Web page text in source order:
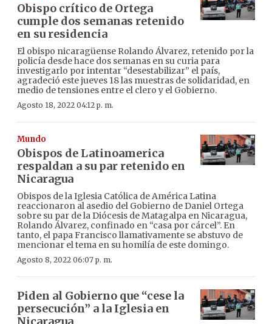
Obispo crítico de Ortega
cumple dos semanas retenido
en su residencia
El obispo nicaragüense Rolando Álvarez, retenido por la
policía desde hace dos semanas en su curia para
investigarlo por intentar “desestabilizar” el país,
agradeció este jueves 18 las muestras de solidaridad, en
medio de tensiones entre el clero y el Gobierno.
Agosto 18, 2022 04:12 p. m.
Mundo
Obispos de Latinoamerica
respaldan a su par retenido en
Nicaragua
Obispos de la Iglesia Católica de América Latina
reaccionaron al asedio del Gobierno de Daniel Ortega
sobre su par de la Diócesis de Matagalpa en Nicaragua,
Rolando Álvarez, confinado en “casa por cárcel”. En
tanto, el papa Francisco llamativamente se abstuvo de
mencionar el tema en su homilía de este domingo.
Agosto 8, 2022 06:07 p. m.
Piden al Gobierno que “cese la
persecución” a la Iglesia en
Nicaragua